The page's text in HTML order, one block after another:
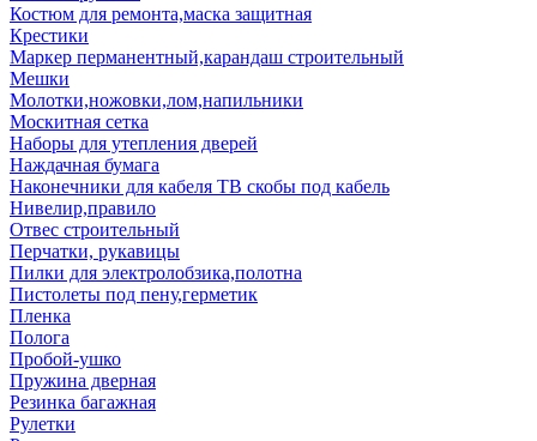
Костюм для ремонта,маска защитная
Крестики
Маркер перманентный,карандаш строительный
Мешки
Молотки,ножовки,лом,напильники
Москитная сетка
Наборы для утепления дверей
Наждачная бумага
Наконечники для кабеля ТВ скобы под кабель
Нивелир,правило
Отвес строительный
Перчатки, рукавицы
Пилки для электролобзика,полотна
Пистолеты под пену,герметик
Пленка
Полога
Пробой-ушко
Пружина дверная
Резинка багажная
Рулетки